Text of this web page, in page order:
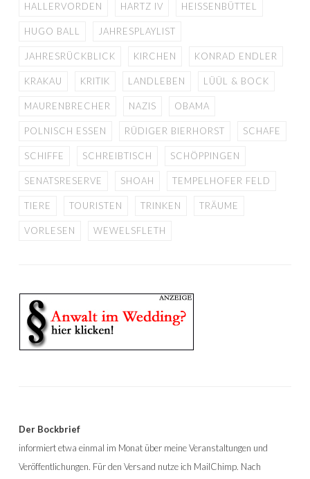
HALLERVORDEN HARTZ IV HEISSENBÜTTEL
HUGO BALL JAHRESPLAYLIST
JAHRESRÜCKBLICK KIRCHEN KONRAD ENDLER
KRAKAU KRITIK LANDLEBEN LÜÜL & BOCK
MAURENBRECHER NAZIS OBAMA
POLNISCH ESSEN RÜDIGER BIERHORST SCHAFE
SCHIFFE SCHREIBTISCH SCHÖPPINGEN
SENATSRESERVE SHOAH TEMPELHOFER FELD
TIERE TOURISTEN TRINKEN TRÄUME
VORLESEN WEWELSFLETH
Der Bockbrief
informiert etwa einmal im Monat über meine Veranstaltungen und
Veröffentlichungen. Für den Versand nutze ich MailChimp. Nach